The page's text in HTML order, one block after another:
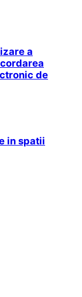
a
de
in spatii